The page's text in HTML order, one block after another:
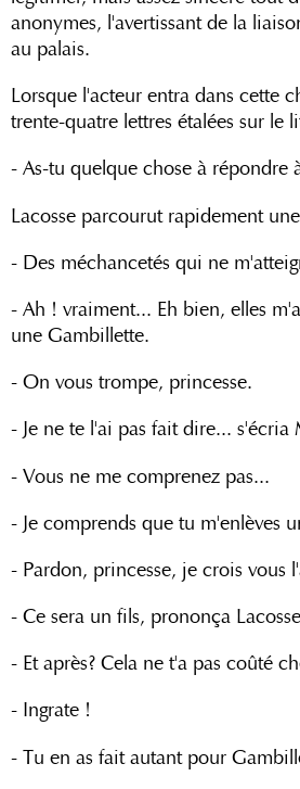
anonymes, l'avertissant de la
au palais.
Lorsque l'acteur entra dans cette
trente-quatre lettres étalées sur le
- As-tu quelque chose à répondre
Lacosse parcourut rapidement
- Des méchancetés qui ne
- Ah ! vraiment... Eh bien, elles
une Gambillette.
- On vous trompe, princesse.
- Je ne te l'ai pas fait dire... s'écria
- Vous ne me comprenez pas...
- Je comprends que tu m'enlèves
- Pardon, princesse, je crois vous
- Ce sera un fils, prononça
- Et après? Cela ne t'a pas coûté
- Ingrate !
- Tu en as fait autant pour